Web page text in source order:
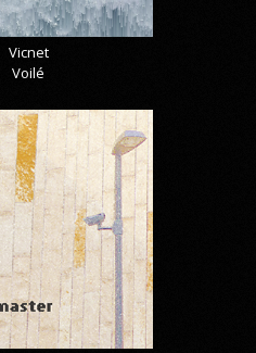
Vicnet
Voilé